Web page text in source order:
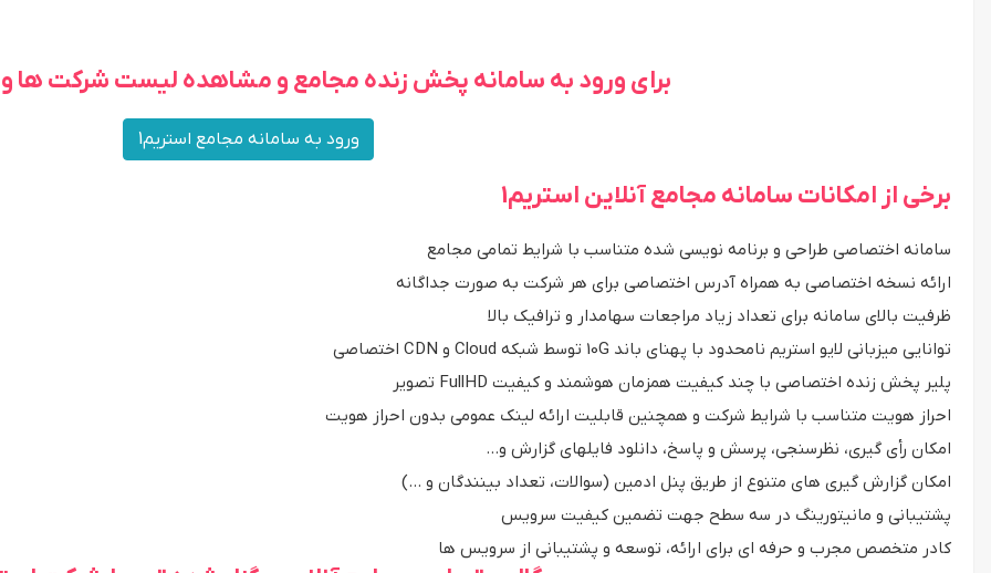
برای ورود به سامانه پخش زنده مجامع و مشاهده لیست شرکت ها
ورود به سامانه مجامع استریم1
برخی از امکانات سامانه مجامع آنلاین استریم1
سامانه اختصاصی طراحی و برنامه نویسی شده متناسب با شرایط تمامی مجامع
ارائه نسخه اختصاصی به همراه آدرس اختصاصی برای هر شرکت به صورت جداگانه
ظرفیت بالای سامانه برای تعداد زیاد مراجعات سهامدار و ترافیک بالا
توانایی میزبانی لایو استریم نامحدود با پهنای باند 10G توسط شبکه Cloud و CDN اختصاصی
پلیر پخش زنده اختصاصی با چند کیفیت همزمان هوشمند و کیفیت FullHD تصویر
احراز هویت متناسب با شرایط شرکت و همچنین قابلیت ارائه لینک عمومی بدون احراز هویت
امکان رأی گیری، نظرسنجی، پرسش و پاسخ، دانلود فایلهای گزارش و…
امکان گزارش گیری های متنوع از طریق پنل ادمین (سوالات، تعداد بینندگان و …)
پشتیبانی و مانیتورینگ در سه سطح جهت تضمین کیفیت سرویس
کادر متخصص مجرب و حرفه ای برای ارائه، توسعه و پشتیبانی از سرویس ها